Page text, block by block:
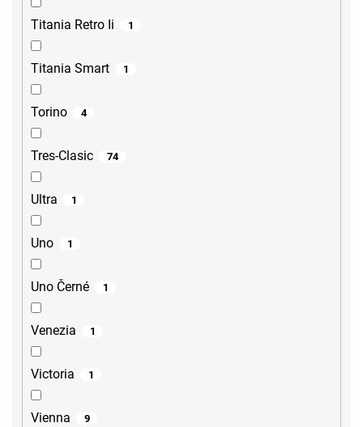
Titania Retro Ii 1
Titania Smart 1
Torino 4
Tres-Clasic 74
Ultra 1
Uno 1
Uno Černé 1
Venezia 1
Victoria 1
Vienna 9